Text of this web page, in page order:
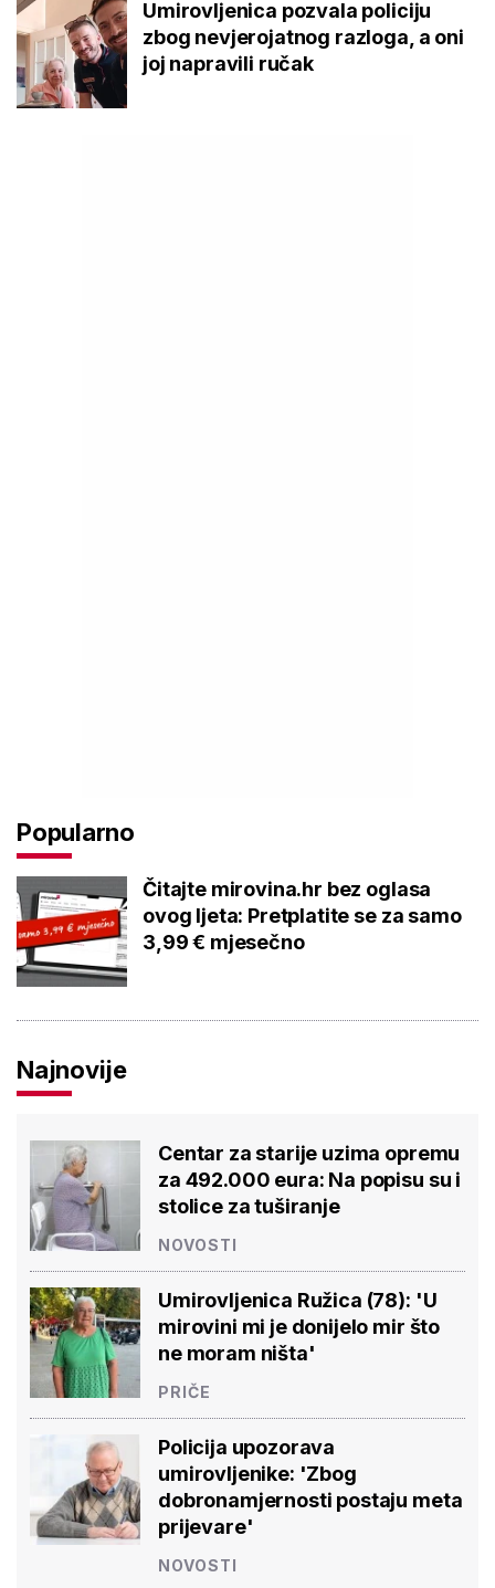
Umirovljenica pozvala policiju
zbog nevjerojatnog razloga, a oni
joj napravili ručak
Popularno
Čitajte mirovina.hr bez oglasa
ovog ljeta: Pretplatite se za samo
3,99 € mjesečno
Najnovije
Centar za starije uzima opremu
za 492.000 eura: Na popisu su i
stolice za tuširanje
NOVOSTI
Umirovljenica Ružica (78): 'U
mirovini mi je donijelo mir što
ne moram ništa'
PRIČE
Policija upozorava
umirovljenike: 'Zbog
dobronamjernosti postaju meta
prijevare'
NOVOSTI